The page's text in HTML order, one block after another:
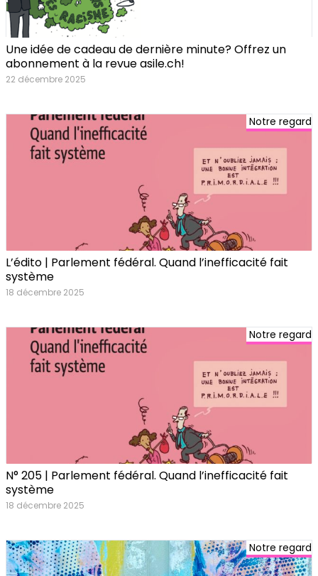
Une idée de cadeau de dernière minute? Offrez un
abonnement à la revue asile.ch!
22 décembre 2025
Notre regard
L’édito | Parlement fédéral. Quand l’inefficacité fait
système
18 décembre 2025
Notre regard
N° 205 | Parlement fédéral. Quand l’inefficacité fait
système
18 décembre 2025
Notre regard